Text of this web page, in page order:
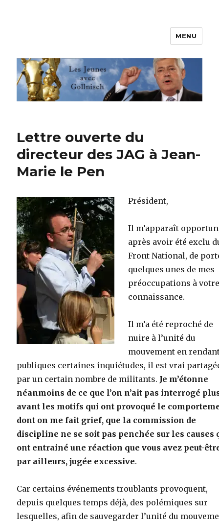
Les jeunes avec Gollnisch
MENU
Lettre ouverte du
directeur des JAG à Jean-
Marie le Pen
Président,
Il m’apparaît
après avoir été exclu
Front National, de
quelques unes de mes
préoccupations à
connaissance.
Il m’a été reproché de
nuire à l’unité du
mouvement en
publiques certaines inquiétudes, il est vrai
par un certain nombre de militants. Je m’étonne
néanmoins de ce que l’on n’ait pas interrogé
avant les motifs qui ont provoqué le
dont on me fait grief, que la commission de
discipline ne se soit pas penchée sur les causes
ont entrainé une réaction que vous avez peut-
par ailleurs, jugée excessive.
Car certains événements troublants provoquent,
depuis quelques temps déjà, des polémiques sur
lesquelles, afin de sauvegarder l’unité du